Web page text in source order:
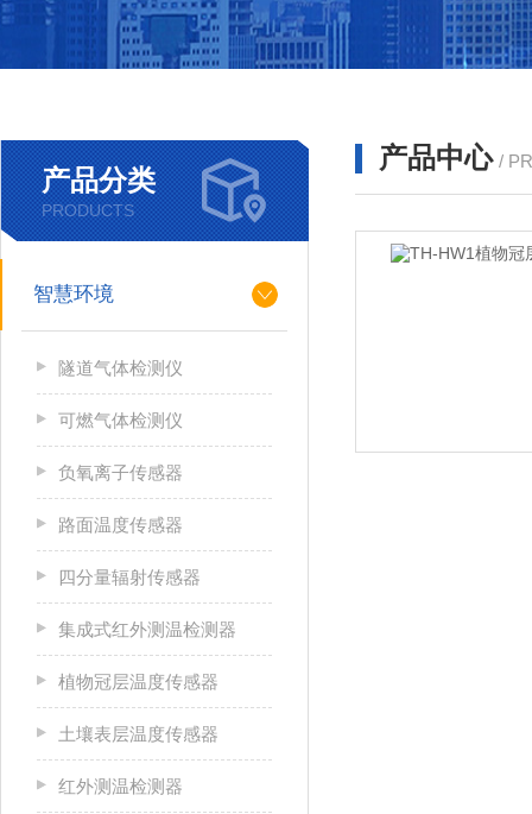
产品分类
PRODUCTS
智慧环境
隧道气体检测仪
可燃气体检测仪
负氧离子传感器
路面温度传感器
四分量辐射传感器
集成式红外测温检测器
植物冠层温度传感器
土壤表层温度传感器
红外测温检测器
产品中心 /